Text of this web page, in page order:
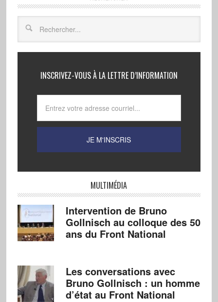
INSCRIVEZ-VOUS À LA LETTRE D’INFORMATION
MULTIMÉDIA
Intervention de Bruno
Gollnisch au colloque des 50
ans du Front National
Les conversations avec
Bruno Gollnisch : un homme
d’état au Front National